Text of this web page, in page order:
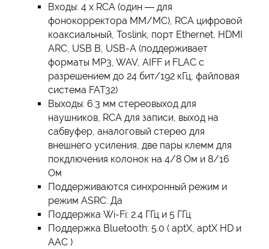
Входы: 4 x RCA (один — для
фонокорректора MM/MC), RCA цифровой
коаксиальный, Toslink, порт Ethernet, HDMI
ARC, USB B, USB-A (поддерживает
форматы MP3, WAV, AIFF и FLAC с
разрешением до 24 бит/192 кГц, файловая
система FAT32)
Выходы: 6.3 мм стереовыход для
наушников, RCA для записи, выход на
сабвуфер, аналоговый стерео для
внешнего усиления, две пары клемм для
покдлючения колонок на 4/8 Ом и 8/16
Ом
Поддерживаются синхронный режим и
режим ASRC: Да
Поддержка Wi-Fi: 2.4 ГГц и 5 ГГц
Поддержка Bluetooth: 5.0 ( aptX, aptX HD и
AAC )